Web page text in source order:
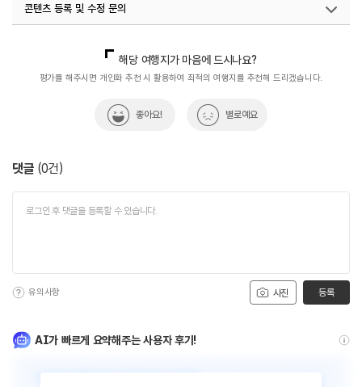
콘텐츠 등록 및 수정 문의
해당 여행지가 마음에 드시나요?
평가를 해주시면 개인화 추천 시 활용하여 최적의 여행지를 추천해 드리겠습니다.
좋아요! 별로예요
댓글 (0건)
사진
유의사항 등록
AI가 빠르게 요약해주는 사용자 후기!